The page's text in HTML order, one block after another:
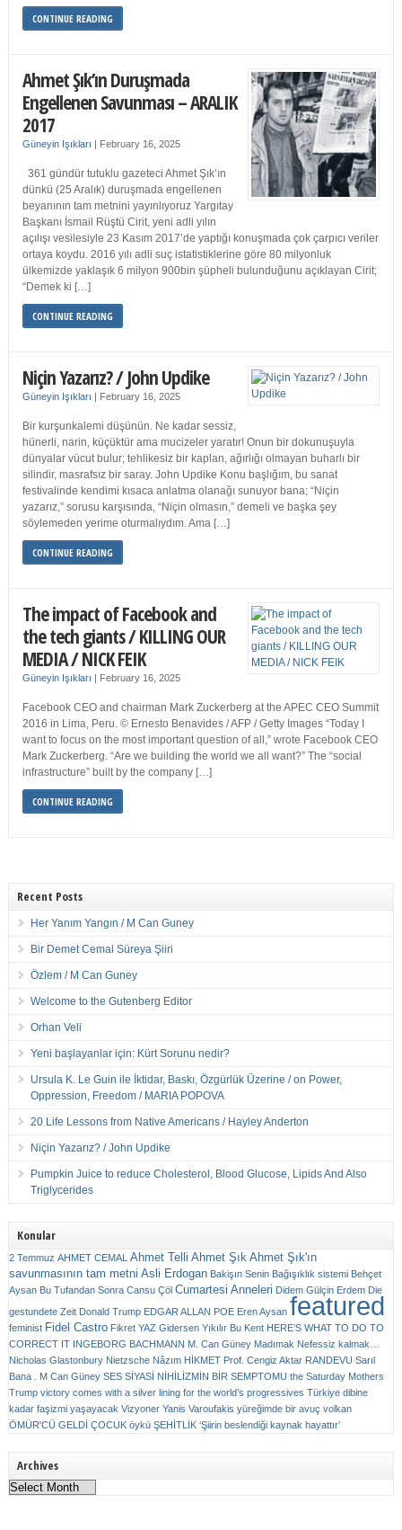
CONTINUE READING
Ahmet Şık’ın Duruşmada
Engellenen Savunması – ARALIK
2017
Güneyin Işıkları | February 16, 2025
361 gündür tutuklu gazeteci Ahmet Şık’ın
dünkü (25 Aralık) duruşmada engellenen
beyanının tam metnini yayınlıyoruz Yargıtay
Başkanı İsmail Rüştü Cirit, yeni adli yılın
açılışı vesilesiyle 23 Kasım 2017’de yaptığı konuşmada çok çarpıcı veriler
ortaya koydu. 2016 yılı adli suç istatistiklerine göre 80 milyonluk
ülkemizde yaklaşık 6 milyon 900bin şüpheli bulunduğunu açıklayan Cirit;
“Demek ki […]
CONTINUE READING
Niçin Yazarız? / John Updike
Güneyin Işıkları | February 16, 2025
Bir kurşunkalemi düşünün. Ne kadar sessiz,
hünerli, narin, küçüktür ama mucizeler yaratır! Onun bir dokunuşuyla
dünyalar vücut bulur; tehlikesiz bir kaplan, ağırlığı olmayan buharlı bir
silindir, masrafsız bir saray. John Updike Konu başlığım, bu sanat
festivalinde kendimi kısaca anlatma olanağı sunuyor bana; “Niçin
yazarız,” sorusu karşısında, “Niçin olmasın,” demeli ve başka şey
söylemeden yerime oturmalıydım. Ama […]
CONTINUE READING
The impact of Facebook and
the tech giants / KILLING OUR
MEDIA / NICK FEIK
Güneyin Işıkları | February 16, 2025
Facebook CEO and chairman Mark Zuckerberg at the APEC CEO Summit
2016 in Lima, Peru. © Ernesto Benavides / AFP / Getty Images “Today I
want to focus on the most important question of all,” wrote Facebook CEO
Mark Zuckerberg. “Are we building the world we all want?” The “social
infrastructure” built by the company […]
CONTINUE READING
Recent Posts
Her Yanım Yangın / M Can Guney
Bir Demet Cemal Süreya Şiiri
Özlem / M Can Guney
Welcome to the Gutenberg Editor
Orhan Veli
Yeni başlayanlar için: Kürt Sorunu nedir?
Ursula K. Le Guin ile İktidar, Baskı, Özgürlük Üzerine / on Power,
Oppression, Freedom / MARIA POPOVA
20 Life Lessons from Native Americans / Hayley Anderton
Niçin Yazarız? / John Updike
Pumpkin Juice to reduce Cholesterol, Blood Glucose, Lipids And Also
Triglycerides
Konular
2 Temmuz AHMET CEMAL Ahmet Telli Ahmet Şık Ahmet Şık'ın
savunmasının tam metni Asli Erdogan Bakişın Senin Bağışıklık sistemi Behçet
Aysan Bu Tufandan Sonra Cansu Çöl Cumartesi Anneleri Didem Gülçin Erdem Die
gestundete Zeit Donald Trump EDGAR ALLAN POE Eren Aysan featured
feminist Fidel Castro Fikret YAZ Gidersen Yıkılır Bu Kent HERE’S WHAT TO DO TO
CORRECT IT INGEBORG BACHMANN M. Can Güney Madımak Nefessiz kalmak…
Nicholas Glastonbury Nietzsche Nâzım HİKMET Prof. Cengiz Aktar RANDEVU Sarıl
Bana . M Can Güney SES SİYASİ NİHİLİZMİN BİR SEMPTOMU the Saturday Mothers
Trump victory comes with a silver lining for the world’s progressives Türkiye dibine
kadar faşizmi yaşayacak Vizyoner Yanis Varoufakis yüreğimde bir avuç volkan
ÖMÜR'CÜ GELDİ ÇOCUK öykü ŞEHİTLİK ‘Şiirin beslendiği kaynak hayattır’
Archives
Archives